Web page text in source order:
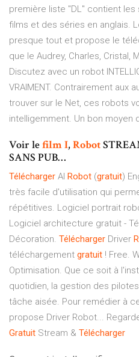
première liste "DL" contient
films et des séries en anglais.
presque tout et propose le
que le Audrey, Charles, Cristal,
Discutez avec un robot
VRAIMENT. Contrairement aux
trouver sur le Net, ces robots
intelligemment. Un bon moyen
Voir lefilmI,Robot
SANS PUB…
Télécharger AI Robot (gratuit)
très facile d'utilisation qui
répétitives. Logiciel portrait
Logiciel architecture gratuit -
Décoration. Télécharger Driver
téléchargement gratuit ! Free.
Optimisation. Que ce soit à
quotidien, la gestion des
tâche aisée. Pour remédier à
propose Driver Robot...
Gratuit Stream & Télécharger